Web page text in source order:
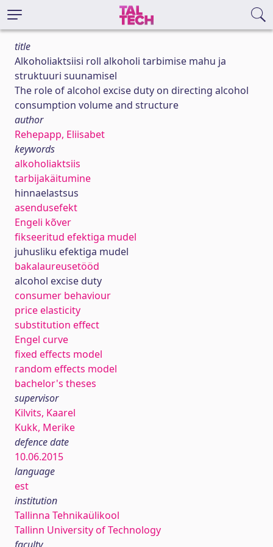
title
Alkoholiaktsiisi roll alkoholi tarbimise mahu ja
struktuuri suunamisel
The role of alcohol excise duty on directing alcohol
consumption volume and structure
author
Rehepapp, Eliisabet
keywords
alkoholiaktsiis
tarbijakäitumine
hinnaelastsus
asendusefekt
Engeli kõver
fikseeritud efektiga mudel
juhusliku efektiga mudel
bakalaureusetööd
alcohol excise duty
consumer behaviour
price elasticity
substitution effect
Engel curve
fixed effects model
random effects model
bachelor's theses
supervisor
Kilvits, Kaarel
Kukk, Merike
defence date
10.06.2015
language
est
institution
Tallinna Tehnikaülikool
Tallinn University of Technology